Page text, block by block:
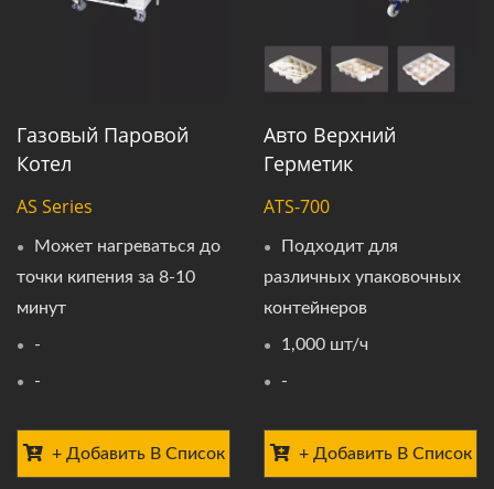
Газовый Паровой
Котел
AS Series
Может нагреваться до
точки кипения за 8-10
минут
-
-
+ Добавить В Список
Авто Верхний
Герметик
ATS-700
Подходит для
различных упаковочных
контейнеров
1,000 шт/ч
-
+ Добавить В Список